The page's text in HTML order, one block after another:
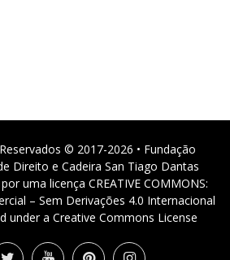
© 2017-2026 • Fundação
Direito e Cadeira San Tiago Dantas
uma licença CREATIVE COMMONS:
– Sem Derivações 4.0 Internacional
under a Creative Commons License